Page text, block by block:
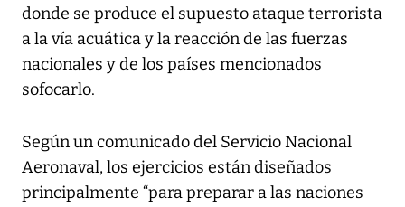
donde se produce el supuesto ataque terrorista
a la vía acuática y la reacción de las fuerzas
nacionales y de los países mencionados
sofocarlo.
Según un comunicado del Servicio Nacional
Aeronaval, los ejercicios están diseñados
principalmente “para preparar a las naciones